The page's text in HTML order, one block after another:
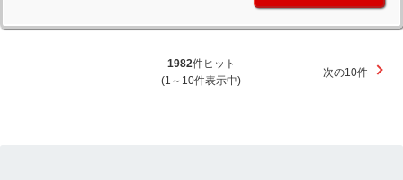
1982件ヒット
(1～10件表示中)
次の10件